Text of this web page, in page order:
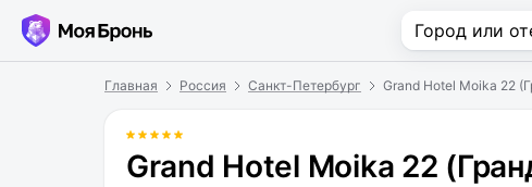
Главная Россия Санкт-Петербург Grand Hotel Moika 22
Grand Hotel Moika 22